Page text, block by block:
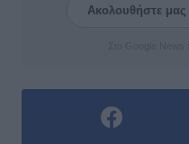
Ακολουθήστε